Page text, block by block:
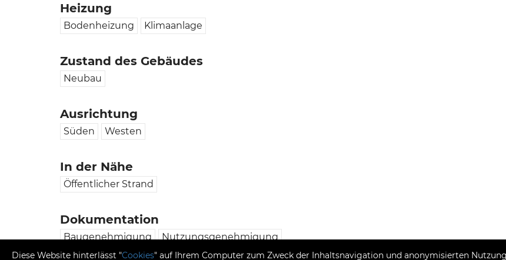
Heizung
Bodenheizung Klimaanlage
Zustand des Gebäudes
Neubau
Ausrichtung
Süden Westen
In der Nähe
Öffentlicher Strand
Dokumentation
Baugenehmigung Nutzungsgenehmigung
Diese Website hinterlässt "Cookies" auf Ihrem Computer zum Zweck der Inhaltsnavigation und anonymisierten